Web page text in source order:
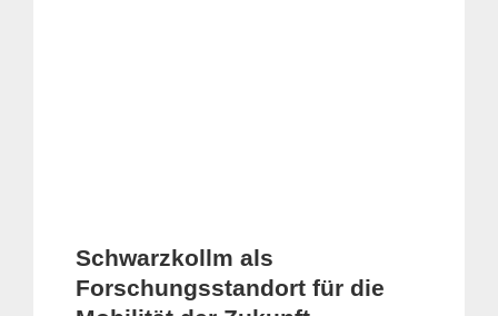
Schwarzkollm als
Forschungsstandort für die